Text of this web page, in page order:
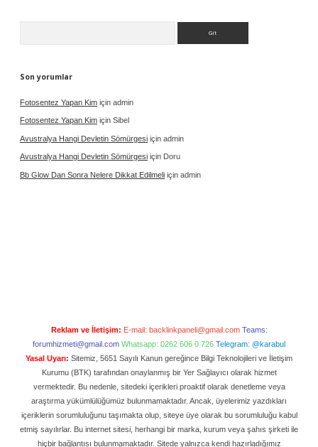
Son yorumlar
Fotosentez Yapan Kim için admin
Fotosentez Yapan Kim için Sibel
Avustralya Hangi Devletin Sömürgesi için admin
Avustralya Hangi Devletin Sömürgesi için Doru
Bb Glow Dan Sonra Nelere Dikkat Edilmeli için admin
Reklam ve İletişim: E-mail: backlinkpaneli@gmail.com Teams:
forumhizmeti@gmail.com Whatsapp: 0262 606 0 726 Telegram: @karabul
Yasal Uyarı: Sitemiz, 5651 Sayılı Kanun gereğince Bilgi Teknolojileri ve İletişim
Kurumu (BTK) tarafından onaylanmış bir Yer Sağlayıcı olarak hizmet
vermektedir. Bu nedenle, sitedeki içerikleri proaktif olarak denetleme veya
araştırma yükümlülüğümüz bulunmamaktadır. Ancak, üyelerimiz yazdıkları
içeriklerin sorumluluğunu taşımakta olup, siteye üye olarak bu sorumluluğu kabul
etmiş sayılırlar. Bu internet sitesi, herhangi bir marka, kurum veya şahıs şirketi ile
hiçbir bağlantısı bulunmamaktadır. Sitede yalnızca kendi hazırladığımız